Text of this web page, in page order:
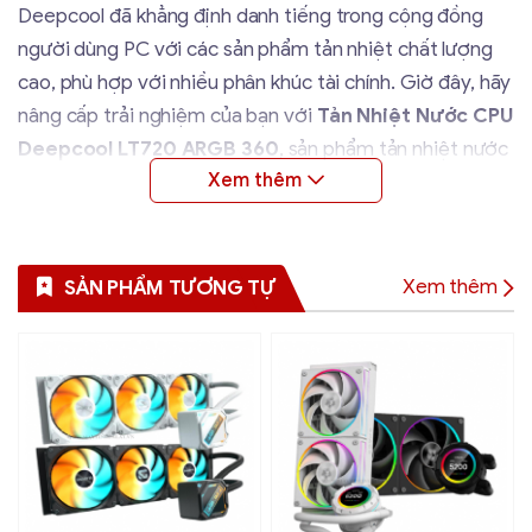
Deepcool đã khẳng định danh tiếng trong cộng đồng
người dùng PC với các sản phẩm tản nhiệt chất lượng
cao, phù hợp với nhiều phân khúc tài chính. Giờ đây, hãy
nâng cấp trải nghiệm của bạn với Tản Nhiệt Nước CPU
Deepcool LT720 ARGB 360, sản phẩm tản nhiệt nước
cao cấp mang đến hiệu suất và thẩm mỹ vượt trội.
Tản Nhiệt Nước CPU Deepcool LT720 ARGB 360
gây ấn tượng ngay từ cái nhìn đầu tiên với thiết kế hiện
nhưng mạnh mẽ, LT720 sở hữu lớp áo màu đen cuốn
hút. Đặc biệt, mặt gương vô cực với hiệu ứng 3D tại vị
trí pump nước tạo ra sự phản chiếu đẹp mắt của các dải
màu và hình học bên trong. Đây chính là điểm nhấn hoàn
hảo cho những ai muốn tạo nên một dàn PC không chỉ
SẢN PHẨM TƯƠNG TỰ Xem thêm